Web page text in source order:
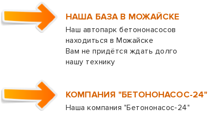
НАША БАЗА В МОЖАЙСКЕ
Наш автопарк бетононасосов
находиться в Можайске
Вам не придётся ждать долго
нашу технику
КОМПАНИЯ "БЕТОНОНАСОС-24"
Наша компания "Бетононасос-24"